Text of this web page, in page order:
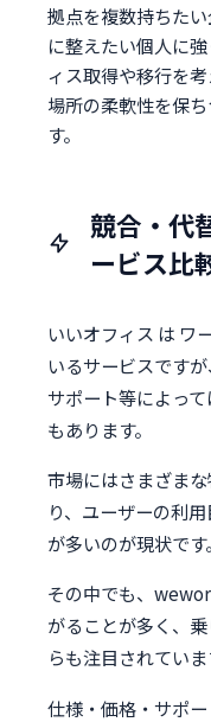
拠点を複数持ちた
に整えたい個人に
ィス取得や移行を
場所の柔軟性を保
す。
競合・代
ービス比
いいオフィス は ワ
いるサービスです
サポート等によっ
もあります。
市場にはさまざま
り、ユーザーの利
が多いのが現状です。
その中でも、
がることが多く、
らも注目されていま
仕様・価格・サポ